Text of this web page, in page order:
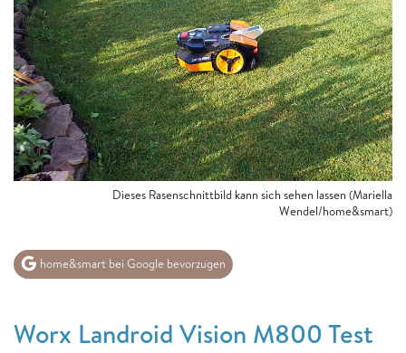
Dieses Rasenschnittbild kann sich sehen lassen (Mariella
Wendel/home&smart)
home&smart bei Google bevorzugen
Worx Landroid Vision M800 Test